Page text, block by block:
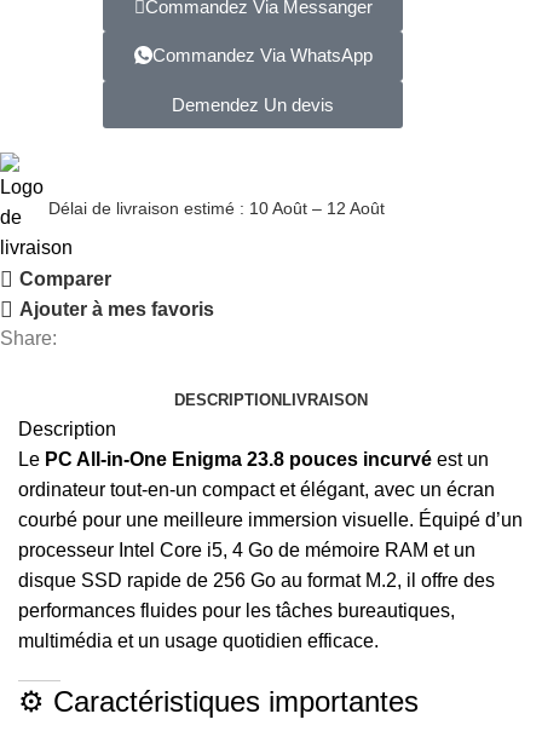
Commandez Via Messanger
Commandez Via WhatsApp
Demendez Un devis
Délai de livraison estimé : 10 Août – 12 Août
Comparer
Ajouter à mes favoris
Share:
DESCRIPTION LIVRAISON
Description
Le PC All-in-One Enigma 23.8 pouces incurvé est un
ordinateur tout-en-un compact et élégant, avec un écran
courbé pour une meilleure immersion visuelle. Équipé d’un
processeur Intel Core i5, 4 Go de mémoire RAM et un
disque SSD rapide de 256 Go au format M.2, il offre des
performances fluides pour les tâches bureautiques,
multimédia et un usage quotidien efficace.
⚙️ Caractéristiques importantes